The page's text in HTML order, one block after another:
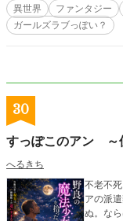
異世界 ファンタジー
ガールズラブっぽい？
30
すっぽこのアン ～
へるきち
不老不
アの派
ぬ。な